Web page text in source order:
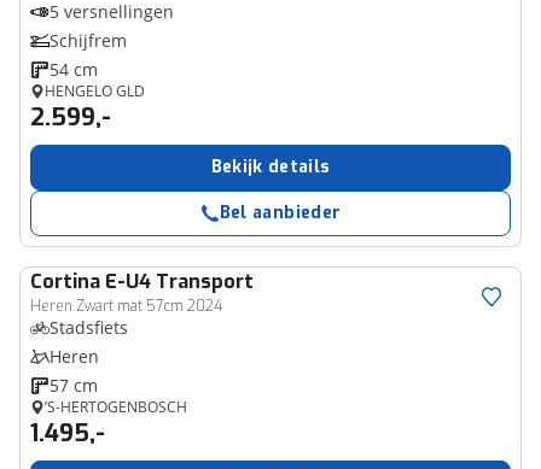
5 versnellingen
Schijfrem
54 cm
HENGELO GLD
2.599,-
Bekijk details
Bel aanbieder
Cortina E-U4 Transport
Heren Zwart mat 57cm 2024
Stadsfiets
Heren
57 cm
’S-HERTOGENBOSCH
1.495,-